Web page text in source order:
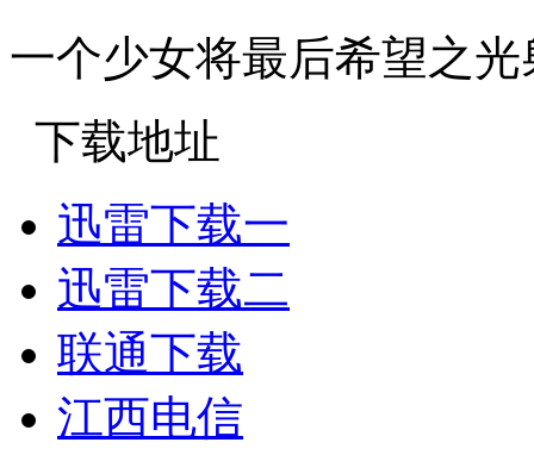
一个少女将最后希望之
下载地址
迅雷下载一
迅雷下载二
联通下载
江西电信